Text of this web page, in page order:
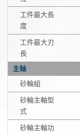
工件最大長
度
工件最大刃
長
主軸
砂輪組
砂輪主軸型
式
砂輪主軸功